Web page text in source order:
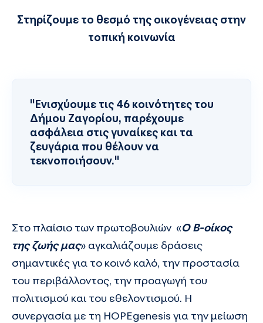
Στηρίζουμε το θεσμό της οικογένειας στην
τοπική κοινωνία
Ενισχύουμε τις 46 κοινότητες του
Δήμου Ζαγορίου, παρέχουμε
ασφάλεια στις γυναίκες και τα
ζευγάρια που θέλουν να
τεκνοποιήσουν.
Στο πλαίσιο των πρωτοβουλιών «Ο Β-οίκος
της ζωής μας» αγκαλιάζουμε δράσεις
σημαντικές για το κοινό καλό, την προστασία
του περιβάλλοντος, την προαγωγή του
πολιτισμού και του εθελοντισμού. Η
συνεργασία με τη HOPEgenesis για την μείωση